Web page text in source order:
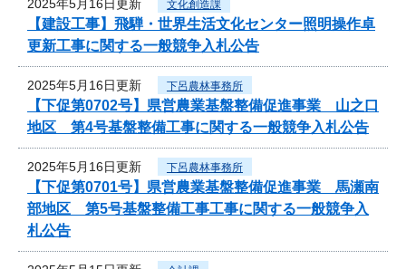
2025年5月16日更新 文化創造課
【建設工事】飛騨・世界生活文化センター照明操作卓
更新工事に関する一般競争入札公告
2025年5月16日更新 下呂農林事務所
【下促第0702号】県営農業基盤整備促進事業 山之口
地区 第4号基盤整備工事に関する一般競争入札公告
2025年5月16日更新 下呂農林事務所
【下促第0701号】県営農業基盤整備促進事業 馬瀬南
部地区 第5号基盤整備工事工事に関する一般競争入
札公告